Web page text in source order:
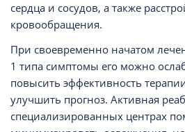
сердца и сосудов, а также
кровообращения.
При своевременно начатом
1 типа симптомы его можно
повысить эффективность
улучшить прогноз. Активная
специализированных центрах